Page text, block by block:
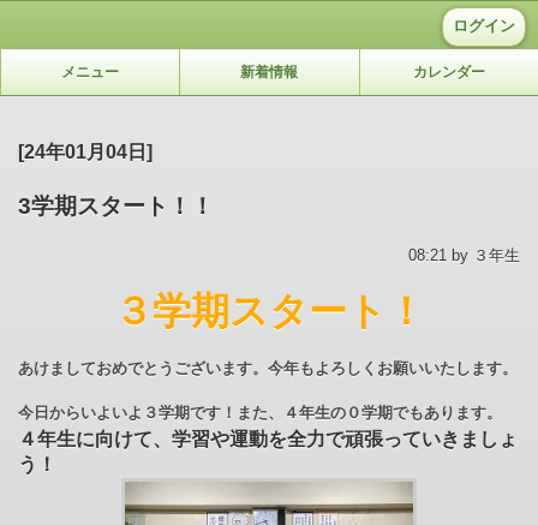
ログイン
メニュー 新着情報 カレンダー
[24年01月04日]
3学期スタート！！
08:21 by ３年生
３学期スタート！
あけましておめでとうございます。今年もよろしくお願いいたします。
今日からいよいよ３学期です！また、４年生の０学期でもあります。
４年生に向けて、学習や運動を全力で頑張っていきましょ
う！